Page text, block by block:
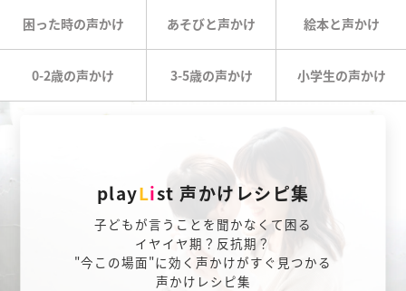
困った時の声かけ あそびと声かけ 絵本と声かけ
0-2歳の声かけ 3-5歳の声かけ 小学生の声かけ
playList 声かけレシピ集
子どもが言うことを聞かなくて困る
イヤイヤ期？反抗期？
"今この場面"に効く声かけがすぐ見つかる
声かけレシピ集